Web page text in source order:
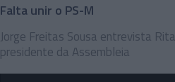
Falta unir o PS-M
Jorge Freitas Sousa entrevista
presidente da Assembleia